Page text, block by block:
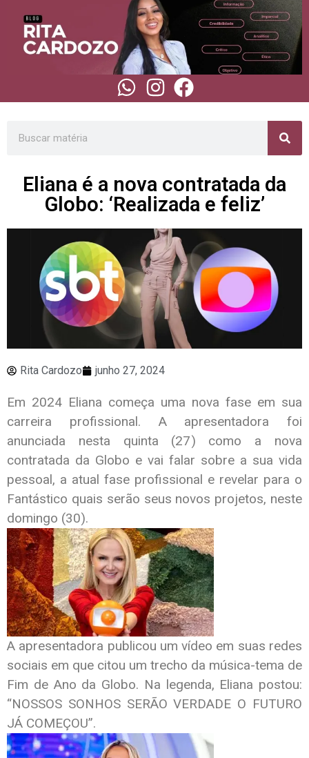
Eliana é a nova contratada da
Globo: ‘Realizada e feliz’
Rita Cardozo junho 27, 2024
Em 2024 Eliana começa uma nova fase em sua
carreira profissional. A apresentadora foi
anunciada nesta quinta (27) como a nova
contratada da Globo e vai falar sobre a sua vida
pessoal, a atual fase profissional e revelar para o
Fantástico quais serão seus novos projetos, neste
domingo (30).
A apresentadora publicou um vídeo em suas redes
sociais em que citou um trecho da música-tema de
Fim de Ano da Globo. Na legenda, Eliana postou:
“NOSSOS SONHOS SERÃO VERDADE O FUTURO
JÁ COMEÇOU”.